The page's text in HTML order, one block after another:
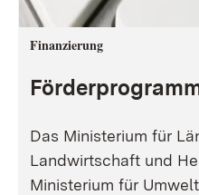
Finanzierung
Das Ministerium für
Landwirtschaft und
Ministerium für